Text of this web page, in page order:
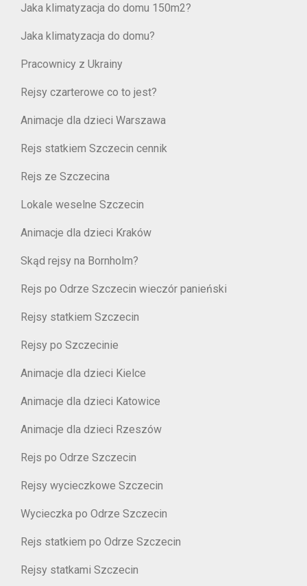
Jaka klimatyzacja do domu 150m2?
Jaka klimatyzacja do domu?
Pracownicy z Ukrainy
Rejsy czarterowe co to jest?
Animacje dla dzieci Warszawa
Rejs statkiem Szczecin cennik
Rejs ze Szczecina
Lokale weselne Szczecin
Animacje dla dzieci Kraków
Skąd rejsy na Bornholm?
Rejs po Odrze Szczecin wieczór panieński
Rejsy statkiem Szczecin
Rejsy po Szczecinie
Animacje dla dzieci Kielce
Animacje dla dzieci Katowice
Animacje dla dzieci Rzeszów
Rejs po Odrze Szczecin
Rejsy wycieczkowe Szczecin
Wycieczka po Odrze Szczecin
Rejs statkiem po Odrze Szczecin
Rejsy statkami Szczecin